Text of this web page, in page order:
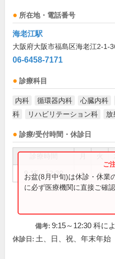
所在地・電話番号
海老江駅
大阪府大阪市福島区海老江2-1-
06-6458-7171
診療科目
内科 循環器内科 心臓内科
科
リハビリテーション科 放
診療/受付時間・休診日
9:15～12:30 ● ●
お盆(8月中旬)は休診・休業
に必ず医療機関に直接ご確認
備考: 9:15～12:30 科に
休診日: 土、日、祝、年末年始